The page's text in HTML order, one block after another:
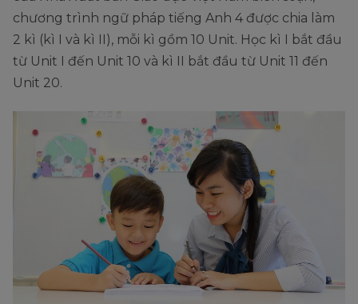
chương trình ngữ pháp tiếng Anh 4 được chia làm
2 kì (kì I và kì II), mỗi kì gồm 10 Unit. Học kì I bắt đầu
từ Unit I đến Unit 10 và kì II bắt đầu từ Unit 11 đến
Unit 20.